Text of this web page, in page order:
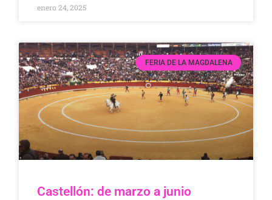
enero 24, 2025
FERIA DE LA MAGDALENA
Castellón: de marzo a junio